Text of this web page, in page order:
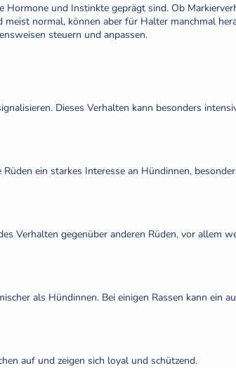
Hormone und Instinkte geprägt sind. Ob
normal, können aber für Halter manchmal
steuern und anpassen.
Dieses Verhalten kann besonders
ein starkes Interesse an Hündinnen,
Verhalten gegenüber anderen Rüden, vor allem
als Hündinnen. Bei einigen Rassen kann ein
auf und zeigen sich loyal und schützend.